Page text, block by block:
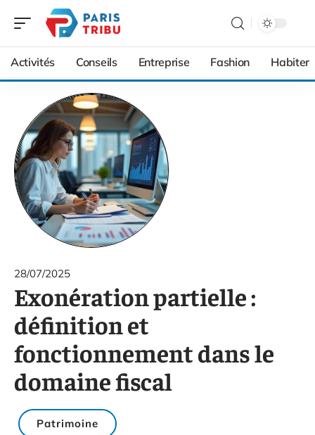
Activités Conseils Entreprise Fashion Habiter
28/07/2025
Exonération partielle :
définition et
fonctionnement dans le
domaine fiscal
Patrimoine